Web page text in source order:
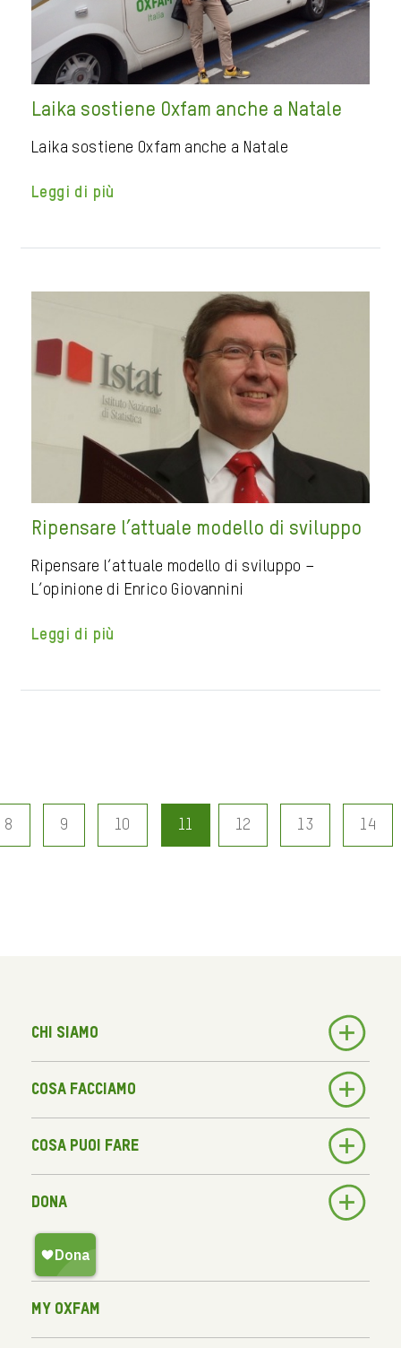
Laika sostiene Oxfam anche a Natale
Laika sostiene Oxfam anche a Natale
Leggi di più
Ripensare l’attuale modello di sviluppo
Ripensare l’attuale modello di sviluppo –
L’opinione di Enrico Giovannini
Leggi di più
8 9 10 11 12 13 14
Chi siamo
Cosa facciamo
Cosa puoi fare
Dona
My Oxfam